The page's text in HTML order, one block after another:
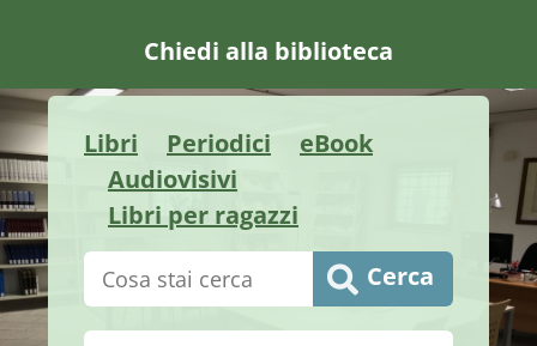
Chiedi alla biblioteca
Libri Periodici
eBook
Audiovisivi
Libri per ragazzi
Cerca su "Catalogo" Cerca